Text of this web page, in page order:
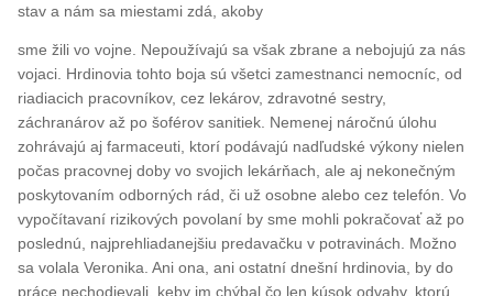
stav a nám sa miestami zdá, akoby
sme žili vo vojne. Nepoužívajú sa však zbrane a nebojujú za nás
vojaci. Hrdinovia tohto boja sú všetci zamestnanci nemocníc, od
riadiacich pracovníkov, cez lekárov, zdravotné sestry,
záchranárov až po šoférov sanitiek. Nemenej náročnú úlohu
zohrávajú aj farmaceuti, ktorí podávajú nadľudské výkony nielen
počas pracovnej doby vo svojich lekárňach, ale aj nekonečným
poskytovaním odborných rád, či už osobne alebo cez telefón. Vo
vypočítavaní rizikových povolaní by sme mohli pokračovať až po
poslednú, najprehliadanejšiu predavačku v potravinách. Možno
sa volala Veronika. Ani ona, ani ostatní dnešní hrdinovia, by do
práce nechodievali, keby im chýbal čo len kúsok odvahy, ktorú